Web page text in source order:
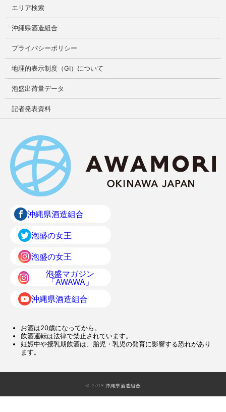
エリア検索
沖縄県酒造組合
プライバシーポリシー
地理的表示制度（GI）について
泡盛出荷量データ
記者発表資料
沖縄県酒造組合
泡盛の女王
泡盛の女王
泡盛マガジン
「AWAWA」
沖縄県酒造組合
お酒は20歳になってから。
飲酒運転は法律で禁止されています。
妊娠中や授乳期飲酒は、胎児・乳児の発育に影響する恐れがあり
ます。
© 2018 沖縄県酒造組合